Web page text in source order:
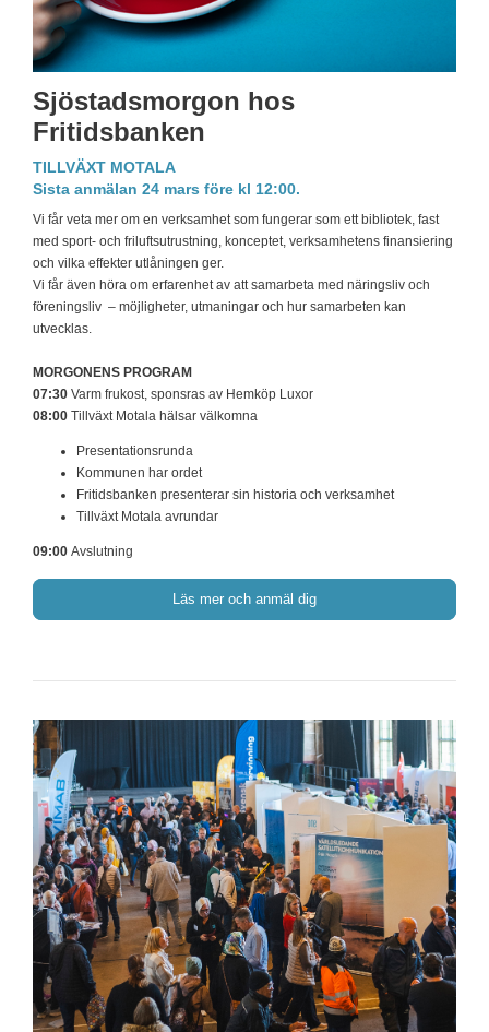
Sjöstadsmorgon hos
Fritidsbanken
TILLVÄXT MOTALA
Sista anmälan 24 mars före kl 12:00.
Vi får veta mer om en verksamhet som fungerar som ett bibliotek, fast
med sport- och friluftsutrustning, konceptet, verksamhetens finansiering
och vilka effekter utlåningen ger.
Vi får även höra om erfarenhet av att samarbeta med näringsliv och
föreningsliv – möjligheter, utmaningar och hur samarbeten kan
utvecklas.
MORGONENS PROGRAM
07:30 Varm frukost, sponsras av Hemköp Luxor
08:00 Tillväxt Motala hälsar välkomna
Presentationsrunda
Kommunen har ordet
Fritidsbanken presenterar sin historia och verksamhet
Tillväxt Motala avrundar
09:00 Avslutning
Läs mer och anmäl dig